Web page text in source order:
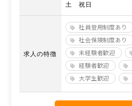
土 祝日
求人の特徴
社員登用制度あり
社会保険制度あり
未経験者歓迎
経験者歓迎
大学生歓迎